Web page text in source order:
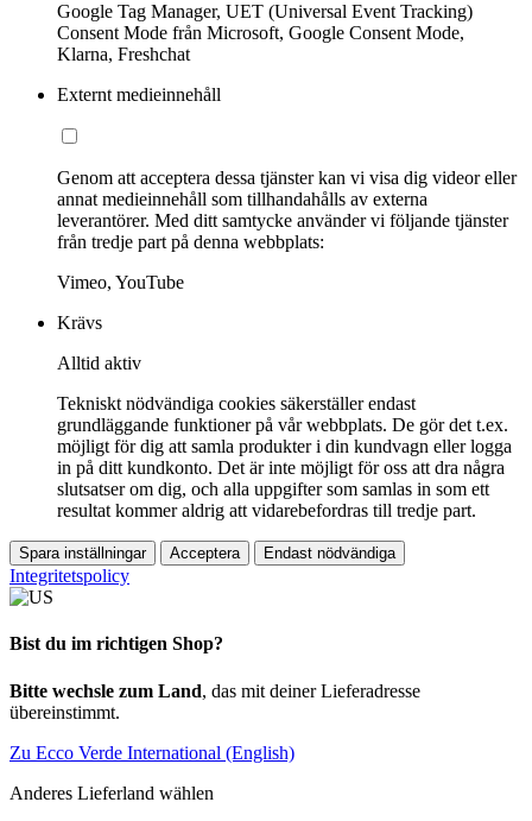
Google Tag Manager, UET (Universal Event Tracking)
Consent Mode från Microsoft, Google Consent Mode,
Klarna, Freshchat
Externt medieinnehåll
Genom att acceptera dessa tjänster kan vi visa dig videor eller
annat medieinnehåll som tillhandahålls av externa
leverantörer. Med ditt samtycke använder vi följande tjänster
från tredje part på denna webbplats:
Vimeo, YouTube
Krävs
Alltid aktiv
Tekniskt nödvändiga cookies säkerställer endast
grundläggande funktioner på vår webbplats. De gör det t.ex.
möjligt för dig att samla produkter i din kundvagn eller logga
in på ditt kundkonto. Det är inte möjligt för oss att dra några
slutsatser om dig, och alla uppgifter som samlas in som ett
resultat kommer aldrig att vidarebefordras till tredje part.
Spara inställningar Acceptera Endast nödvändiga
Integritetspolicy
Bist du im richtigen Shop?
Bitte wechsle zum Land, das mit deiner Lieferadresse
übereinstimmt.
Zu Ecco Verde International (English)
Anderes Lieferland wählen